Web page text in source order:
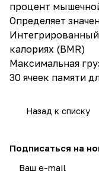
процент
Определяет
калориях (BMR)
Максимальная
30 ячеек памяти
Назад к списку
Подписаться на